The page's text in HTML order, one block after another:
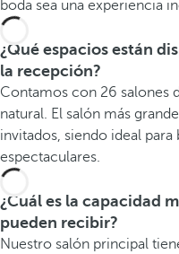
boda sea una experiencia
¿Qué espacios están
la recepción?
Contamos con 26 salones
natural. El salón más
invitados, siendo ideal
espectaculares.
¿Cuál es la capacidad
pueden recibir?
Nuestro salón principal